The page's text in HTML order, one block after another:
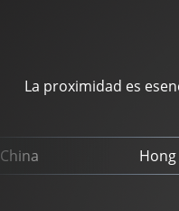
La proximidad es
China